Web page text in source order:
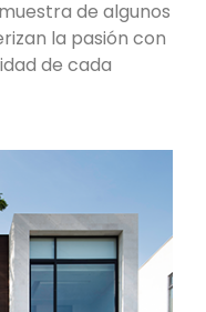
de algunos
la pasión con
de cada